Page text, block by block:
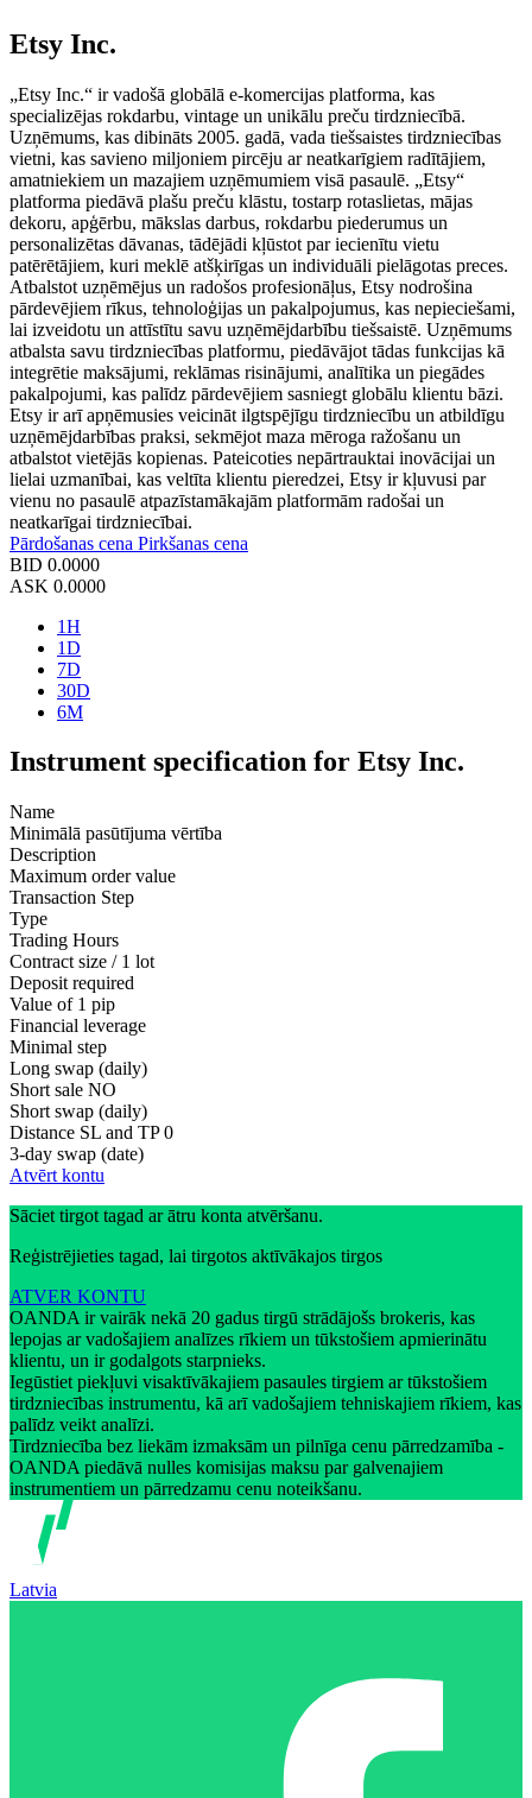
Etsy Inc.
„Etsy Inc.“ ir vadošā globālā e-komercijas platforma, kas
specializējas rokdarbu, vintage un unikālu preču tirdzniecībā.
Uzņēmums, kas dibināts 2005. gadā, vada tiešsaistes tirdzniecības
vietni, kas savieno miljoniem pircēju ar neatkarīgiem radītājiem,
amatniekiem un mazajiem uzņēmumiem visā pasaulē. „Etsy“
platforma piedāvā plašu preču klāstu, tostarp rotaslietas, mājas
dekoru, apģērbu, mākslas darbus, rokdarbu piederumus un
personalizētas dāvanas, tādējādi kļūstot par iecienītu vietu
patērētājiem, kuri meklē atšķirīgas un individuāli pielāgotas preces.
Atbalstot uzņēmējus un radošos profesionāļus, Etsy nodrošina
pārdevējiem rīkus, tehnoloģijas un pakalpojumus, kas nepieciešami,
lai izveidotu un attīstītu savu uzņēmējdarbību tiešsaistē. Uzņēmums
atbalsta savu tirdzniecības platformu, piedāvājot tādas funkcijas kā
integrētie maksājumi, reklāmas risinājumi, analītika un piegādes
pakalpojumi, kas palīdz pārdevējiem sasniegt globālu klientu bāzi.
Etsy ir arī apņēmusies veicināt ilgtspējīgu tirdzniecību un atbildīgu
uzņēmējdarbības praksi, sekmējot maza mēroga ražošanu un
atbalstot vietējās kopienas. Pateicoties nepārtrauktai inovācijai un
lielai uzmanībai, kas veltīta klientu pieredzei, Etsy ir kļuvusi par
vienu no pasaulē atpazīstamākajām platformām radošai un
neatkarīgai tirdzniecībai.
Pārdošanas cena Pirkšanas cena
BID 0.0000
ASK 0.0000
1H
1D
7D
30D
6M
Instrument specification for Etsy Inc.
Name
Minimālā pasūtījuma vērtība
Description
Maximum order value
Transaction Step
Type
Trading Hours
Contract size / 1 lot
Deposit required
Value of 1 pip
Financial leverage
Minimal step
Long swap (daily)
Short sale NO
Short swap (daily)
Distance SL and TP 0
3-day swap (date)
Atvērt kontu
Sāciet tirgot tagad ar ātru konta atvēršanu.
Reģistrējieties tagad, lai tirgotos aktīvākajos tirgos
ATVER KONTU
OANDA ir vairāk nekā 20 gadus tirgū strādājošs brokeris, kas
lepojas ar vadošajiem analīzes rīkiem un tūkstošiem apmierinātu
klientu, un ir godalgots starpnieks.
Iegūstiet piekļuvi visaktīvākajiem pasaules tirgiem ar tūkstošiem
tirdzniecības instrumentu, kā arī vadošajiem tehniskajiem rīkiem, kas
palīdz veikt analīzi.
Tirdzniecība bez liekām izmaksām un pilnīga cenu pārredzamība -
OANDA piedāvā nulles komisijas maksu par galvenajiem
instrumentiem un pārredzamu cenu noteikšanu.
Latvia